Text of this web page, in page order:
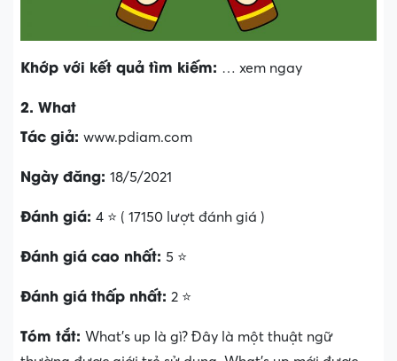
Khớp với kết quả tìm kiếm: … xem ngay
2. What
Tác giả: www.pdiam.com
Ngày đăng: 18/5/2021
Đánh giá: 4 ⭐ ( 17150 lượt đánh giá )
Đánh giá cao nhất: 5 ⭐
Đánh giá thấp nhất: 2 ⭐
Tóm tắt: What’s up là gì? Đây là một thuật ngữ